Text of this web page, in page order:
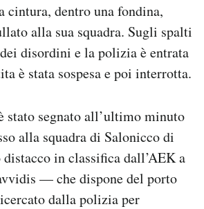
cintura, dentro una fondina,
alla sua squadra. Sugli spalti
disordini e la polizia è entrata
è stata sospesa e poi interrotta.
stato segnato all’ultimo minuto
alla squadra di Salonicco di
in classifica dall’AEK a
— che dispone del porto
dalla polizia per